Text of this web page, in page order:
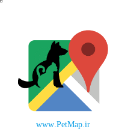
www.PetMap.ir